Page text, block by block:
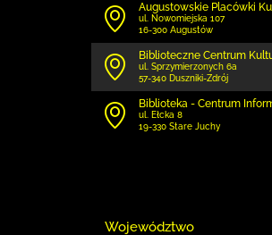
Augustowskie Placówki
ul. Nowomiejska 107
16-300 Augustów
Biblioteczne Centrum
ul. Sprzymierzonych 6a
57-340 Duszniki-Zdrój
Biblioteka - Centrum
ul. Ełcka 8
19-330 Stare Juchy
Województwo